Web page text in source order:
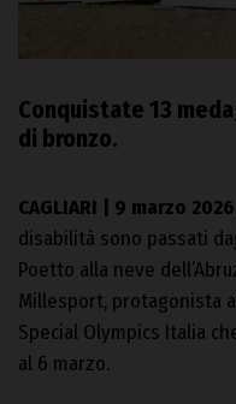
Conquistate 13
di bronzo.
CAGLIARI | 9 marzo
disabilità sono passati
Poetto alla neve
Millesport, protagonista
Special Olympics Italia
al 6 marzo.